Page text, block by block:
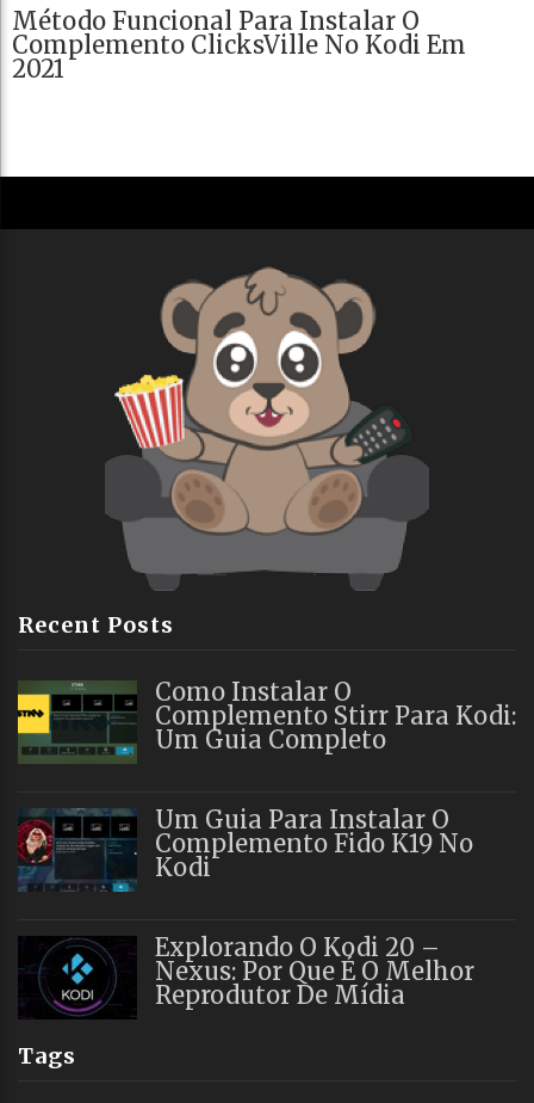
Método Funcional Para Instalar O
Complemento ClicksVille No Kodi Em
2021
Recent Posts
Como Instalar O
Complemento Stirr Para Kodi:
Um Guia Completo
Um Guia Para Instalar O
Complemento Fido K19 No
Kodi
Explorando O Kodi 20 –
Nexus: Por Que É O Melhor
Reprodutor De Mídia
Tags